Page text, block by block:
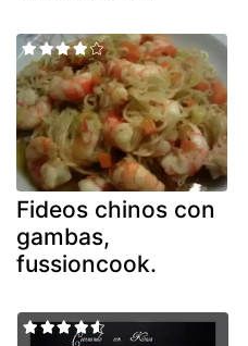
Fideos chinos con
gambas,
fussioncook.